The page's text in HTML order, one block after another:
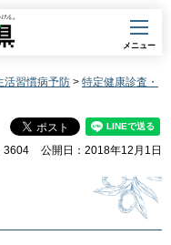
メニュー
活習慣病予防 > 特定健康診査・
3604 公開日：2018年12月1日